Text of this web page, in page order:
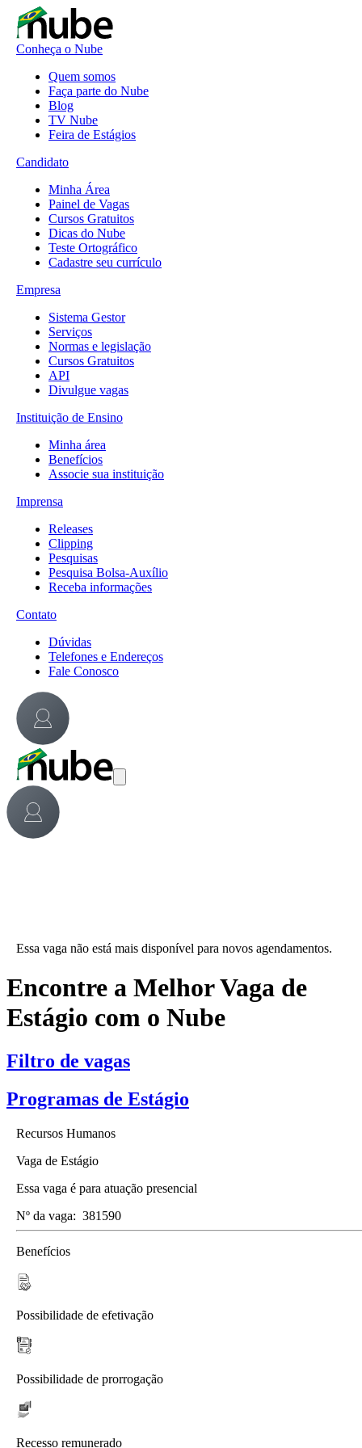
Conheça o Nube
Quem somos
Faça parte do Nube
Blog
TV Nube
Feira de Estágios
Candidato
Minha Área
Painel de Vagas
Cursos Gratuitos
Dicas do Nube
Teste Ortográfico
Cadastre seu currículo
Empresa
Sistema Gestor
Serviços
Normas e legislação
Cursos Gratuitos
API
Divulgue vagas
Instituição de Ensino
Minha área
Benefícios
Associe sua instituição
Imprensa
Releases
Clipping
Pesquisas
Pesquisa Bolsa-Auxílio
Receba informações
Contato
Dúvidas
Telefones e Endereços
Fale Conosco
Essa vaga não está mais disponível para novos agendamentos.
Encontre a Melhor Vaga de
Estágio com o Nube
Filtro de vagas
Programas de Estágio
Recursos Humanos
Vaga de Estágio
Essa vaga é para atuação presencial
Nº da vaga: 381590
Benefícios
Possibilidade de efetivação
Possibilidade de prorrogação
Recesso remunerado